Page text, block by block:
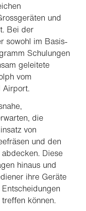
und
Bei der
sowohl im Basis-
Schulungen
geleitete
vom
Airport.
die
von
und den
Diese
hinaus und
ihre Geräte
können.